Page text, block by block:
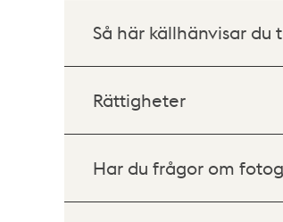
Så här källhänvisar
Rättigheter
Har du frågor om